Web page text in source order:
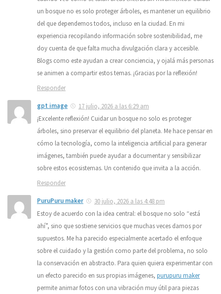
un bosque no es solo proteger árboles, es mantener un equilibrio
del que dependemos todos, incluso en la ciudad. En mi
experiencia recopilando información sobre sostenibilidad, me
doy cuenta de que falta mucha divulgación clara y accesible.
Blogs como este ayudan a crear conciencia, y ojalá más personas
se animen a compartir estos temas. ¡Gracias por la reflexión!
Responder
gpt image
17 julio, 2026 a las 6:29 am
¡Excelente reflexión! Cuidar un bosque no solo es proteger
árboles, sino preservar el equilibrio del planeta. Me hace pensar en
cómo la tecnología, como la inteligencia artificial para generar
imágenes, también puede ayudar a documentar y sensibilizar
sobre estos ecosistemas. Un contenido que invita a la acción.
Responder
PuruPuru maker
30 julio, 2026 a las 4:48 pm
Estoy de acuerdo con la idea central: el bosque no solo “está
ahí”, sino que sostiene servicios que muchas veces damos por
supuestos. Me ha parecido especialmente acertado el enfoque
sobre el cuidado y la gestión como parte del problema, no solo
la conservación en abstracto. Para quien quiera experimentar con
un efecto parecido en sus propias imágenes, purupuru maker
permite animar fotos con una vibración muy útil para piezas